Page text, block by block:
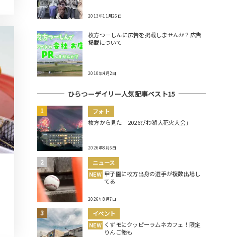
2013年11月26日
枚方つーしんに広告を掲載しませんか？広告
掲載について
2010年4月2日
ひらつーデイリー人気記事ベスト15
フォト
枚方から見た「2026びわ湖大花火大会」
2026年8月6日
ニュース
NEW 甲子園に枚方出身の選手が複数出場し
てる
2026年8月7日
イベント
NEW くずモにクッピーラムネカフェ！限定
りんご飴も